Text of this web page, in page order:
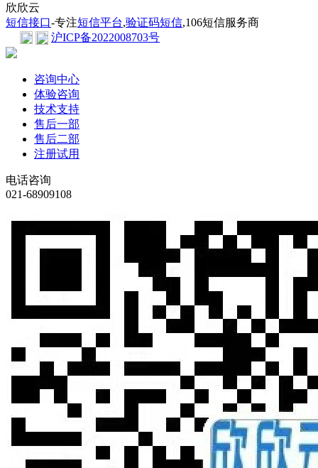
欣欣云
短信接口-专注短信平台,验证码短信,106短信服务商
沪ICP备2022008703号
咨询中心
体验咨询
技术支持
售后一部
售后二部
注册试用
电话咨询
021-68909108